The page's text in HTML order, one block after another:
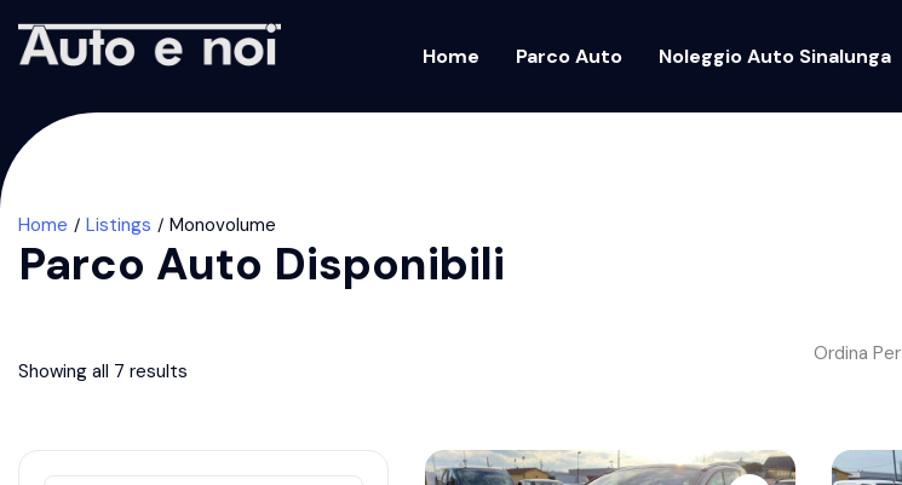
Home Parco Auto Noleggio Auto Sinalunga
Home Listings Monovolume
Parco Auto Disponibili
Showing all 7 results
Ordina Per